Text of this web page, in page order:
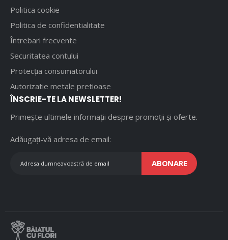
Politica cookie
Politica de confidentialitate
Întrebari frecvente
Securitatea contului
Protecția consumatorului
Autorizatie metale pretioase
ÎNSCRIE-TE LA NEWSLETTER!
Primește ultimele informații despre promoții și oferte.
Adăugați-vă adresa de email:
ABONARE